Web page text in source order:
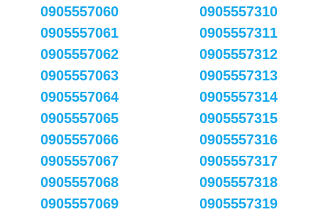
0905557060
0905557061
0905557062
0905557063
0905557064
0905557065
0905557066
0905557067
0905557068
0905557069
0905557310
0905557311
0905557312
0905557313
0905557314
0905557315
0905557316
0905557317
0905557318
0905557319